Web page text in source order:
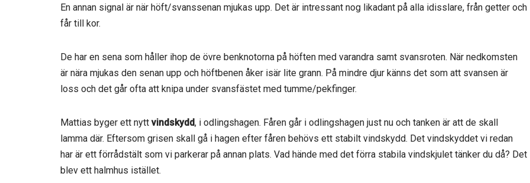
En annan signal är när höft/svanssenan mjukas upp. Det är intressant nog likadant på alla idisslare, från getter och
får till kor.
De har en sena som håller ihop de övre benknotorna på höften med varandra samt svansroten. När nedkomsten
är nära mjukas den senan upp och höftbenen åker isär lite grann. På mindre djur känns det som att svansen är
loss och det går ofta att knipa under svansfästet med tumme/pekfinger.
Mattias byger ett nytt vindskydd, i odlingshagen. Fåren går i odlingshagen just nu och tanken är att de skall
lamma där. Eftersom grisen skall gå i hagen efter fåren behövs ett stabilt vindskydd. Det vindskyddet vi redan
har är ett förrådstält som vi parkerar på annan plats. Vad hände med det förra stabila vindskjulet tänker du då? Det
blev ett halmhus istället.